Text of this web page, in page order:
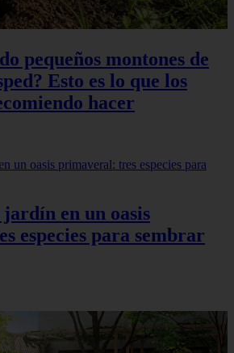
pequeños montones de
Esto es lo que los
hacer
en un oasis
especies para sembrar